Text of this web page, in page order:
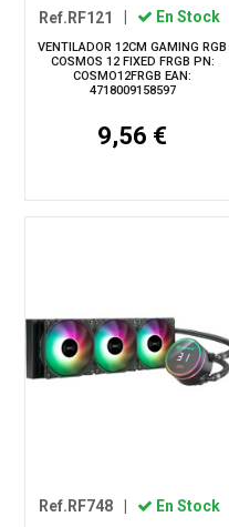
Ref.RF121 En Stock
VENTILADOR 12CM GAMING RGB
COSMOS 12 FIXED FRGB PN:
COSMO12FRGB EAN:
4718009158597
9,56 €
Ref.RF748 En Stock